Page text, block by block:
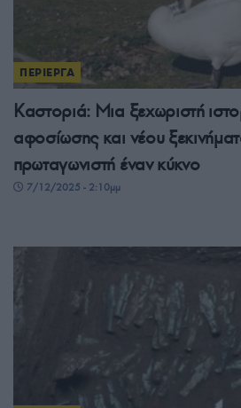
ΠΕΡΙΕΡΓΑ
Καστοριά: Μια ξεχωριστή
αφοσίωσης και νέου
πρωταγωνιστή έναν κύκνο
7/12/2025 - 2:10μμ